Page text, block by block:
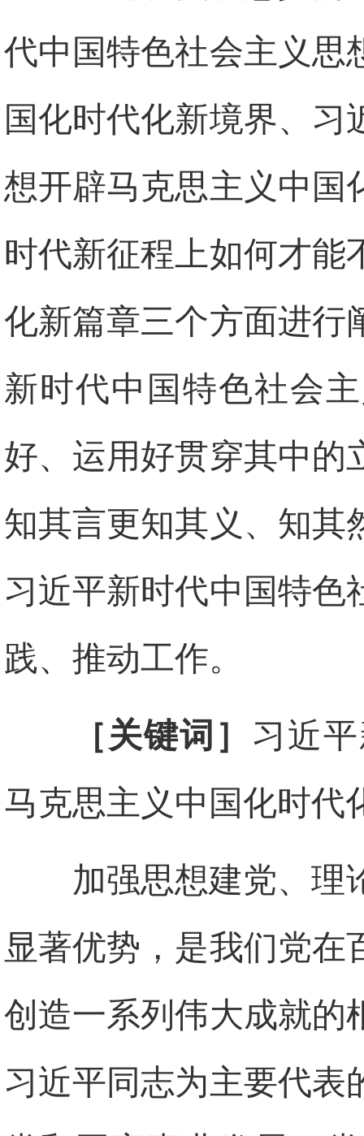
代中国特色社会主义思
国化时代化新境界、习
想开辟马克思主义中国
时代新征程上如何才能
化新篇章三个方面进行
新时代中国特色社会
好、运用好贯穿其中的
知其言更知其义、知其
习近平新时代中国特色
践、推动工作。
［关键词］ 习近
马克思主义中国化时代
加强思想建党、理
显著优势，是我们党在
创造一系列伟大成就的
习近平同志为主要代表